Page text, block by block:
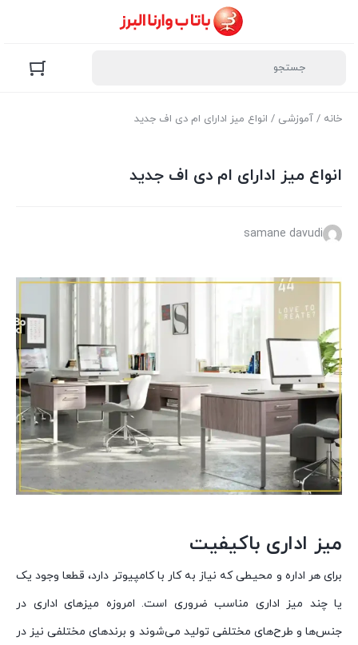
خانه / آموزشی / انواع میز ادارای ام دی اف جدید
انواع میز ادارای ام دی اف جدید
samane davudi
میز اداری باکیفیت
برای هر اداره و محیطی که نیاز به کار با کامپیوتر دارد، قطعا وجود یک
یا چند میز اداری مناسب ضروری است. امروزه میزهای اداری در
جنس‌ها و طرح‌های مختلفی تولید می‌شوند و برندهای مختلفی نیز در